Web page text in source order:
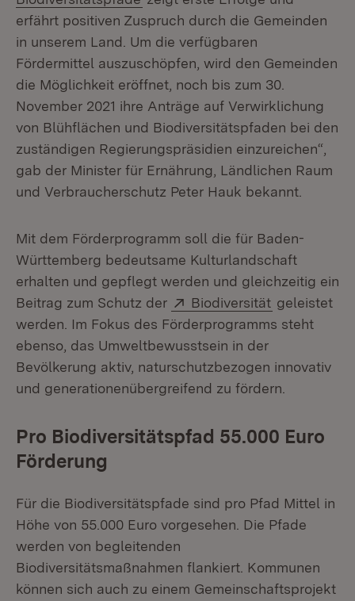
erfährt positiven Zuspruch durch die Gemeinden
in unserem Land. Um die verfügbaren
Fördermittel auszuschöpfen, wird den Gemeinden
die Möglichkeit eröffnet, noch bis zum 30.
November 2021 ihre Anträge auf Verwirklichung
von Blühflächen und Biodiversitätspfaden bei den
zuständigen Regierungspräsidien einzureichen“,
gab der Minister für Ernährung, Ländlichen Raum
und Verbraucherschutz Peter Hauk bekannt.
Mit dem Förderprogramm soll die für Baden-
Württemberg bedeutsame Kulturlandschaft
erhalten und gepflegt werden und gleichzeitig ein
Beitrag zum Schutz der
Extern:
Biodiversität (Öffnet in
geleistet
werden. Im Fokus des Förderprogramms steht
ebenso, das Umweltbewusstsein in der
Bevölkerung aktiv, naturschutzbezogen innovativ
und generationenübergreifend zu fördern.
Pro Biodiversitätspfad 55.000 Euro
Förderung
Für die Biodiversitätspfade sind pro Pfad Mittel in
Höhe von 55.000 Euro vorgesehen. Die Pfade
werden von begleitenden
Biodiversitätsmaßnahmen flankiert. Kommunen
können sich auch zu einem Gemeinschaftsprojekt